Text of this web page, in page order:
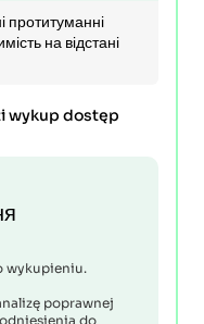
протитуманні
на відстані
wykup dostęp
wykupieniu.
poprawnej
do